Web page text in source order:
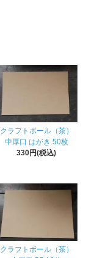
クラフトボール（茶）
中厚口 はがき 50枚
330円(税込)
クラフトボール（茶）